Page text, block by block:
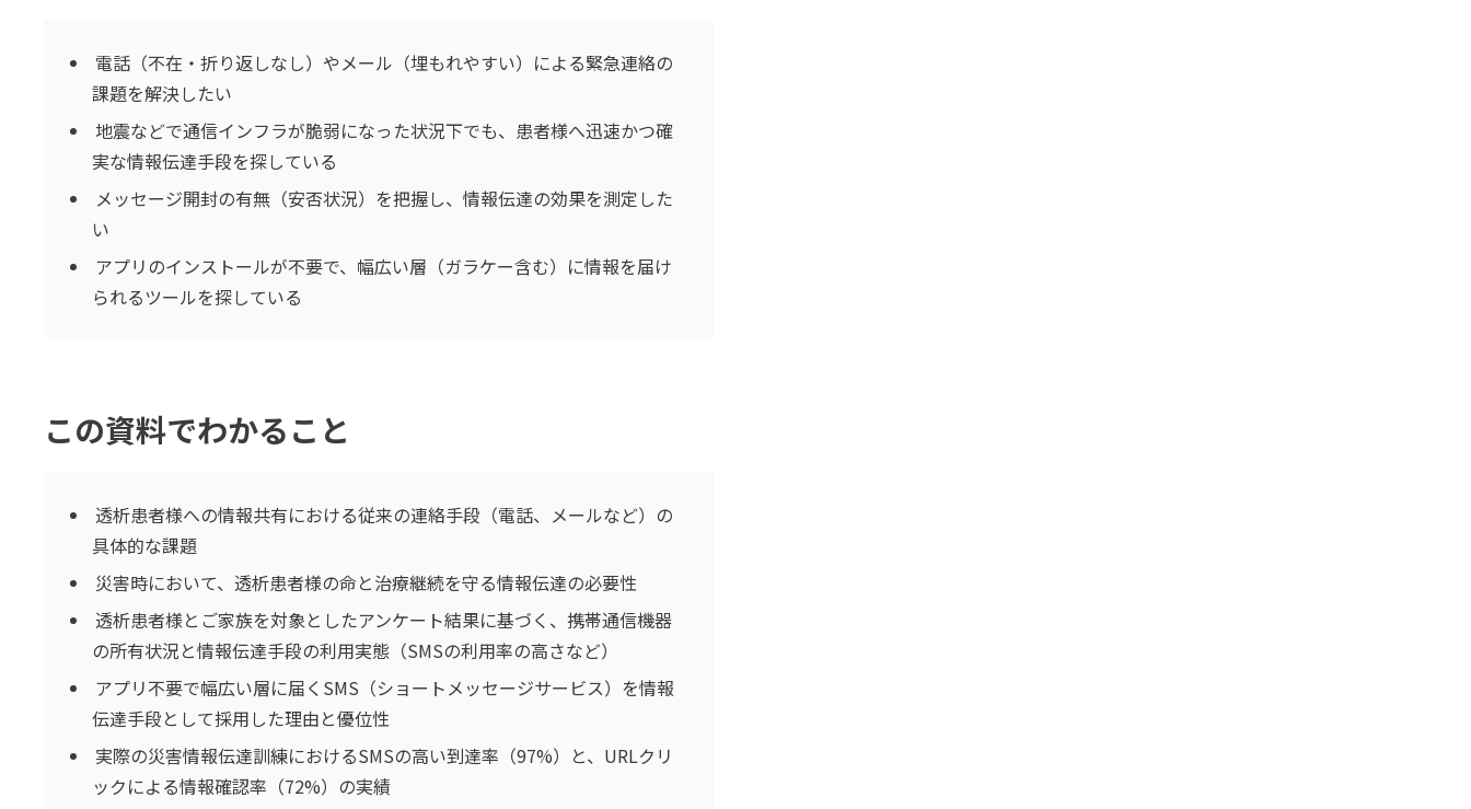
電話（不在・折り返しなし）やメール（埋もれやすい）による緊急連絡の
課題を解決したい
地震などで通信インフラが脆弱になった状況下でも、患者様へ迅速かつ確
実な情報伝達手段を探している
メッセージ開封の有無（安否状況）を把握し、情報伝達の効果を測定した
い
アプリのインストールが不要で、幅広い層（ガラケー含む）に情報を届け
られるツールを探している
この資料でわかること
透析患者様への情報共有における従来の連絡手段（電話、メールなど）の
具体的な課題
災害時において、透析患者様の命と治療継続を守る情報伝達の必要性
透析患者様とご家族を対象としたアンケート結果に基づく、携帯通信機器
の所有状況と情報伝達手段の利用実態（SMSの利用率の高さなど）
アプリ不要で幅広い層に届くSMS（ショートメッセージサービス）を情報
伝達手段として採用した理由と優位性
実際の災害情報伝達訓練におけるSMSの高い到達率（97%）と、URLクリ
ックによる情報確認率（72%）の実績